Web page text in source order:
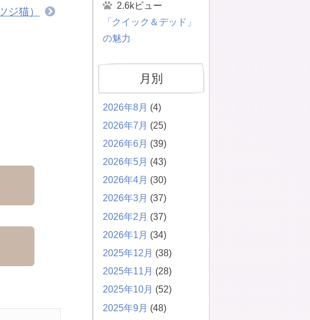
ジ猫）
2.6kビュー
「クイック＆デッド」
の魅力
月別
2026年8月 (4)
2026年7月 (25)
2026年6月 (39)
2026年5月 (43)
2026年4月 (30)
2026年3月 (37)
2026年2月 (37)
2026年1月 (34)
2025年12月 (38)
2025年11月 (28)
2025年10月 (52)
2025年9月 (48)